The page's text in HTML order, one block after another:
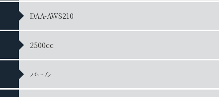
DAA-AWS210
2500cc
パール